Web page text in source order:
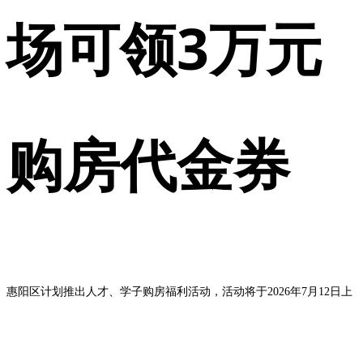
场可领3万元
购房代金券
惠阳区计划推出人才、学子购房福利活动，活动将于2026年7月12日上